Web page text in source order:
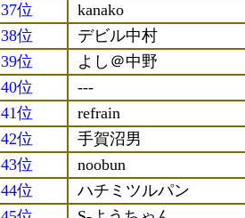
37位
kanako
38位
デビル中村
39位
よし＠中野
40位
---
41位
refrain
42位
手賀沼男
43位
noobun
44位
ハチミツルパン